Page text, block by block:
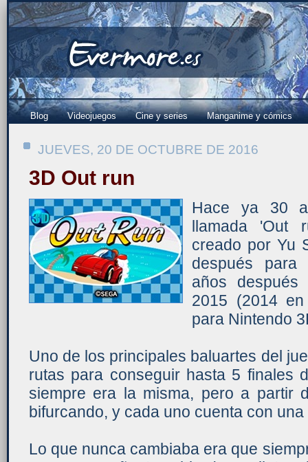
Blog Videojuegos Cine y series Manganime y cómics
JUEVES, 20 DE OCTUBRE DE 2016
3D Out run
Hace ya 30
llamada 'Out
creado por Yu
después para
años
2015 (2014
para Nintendo
Uno de los principales baluartes del
rutas para conseguir hasta 5 finales
siempre era la misma, pero a partir
bifurcando, y cada uno cuenta con
Lo que nunca cambiaba era que